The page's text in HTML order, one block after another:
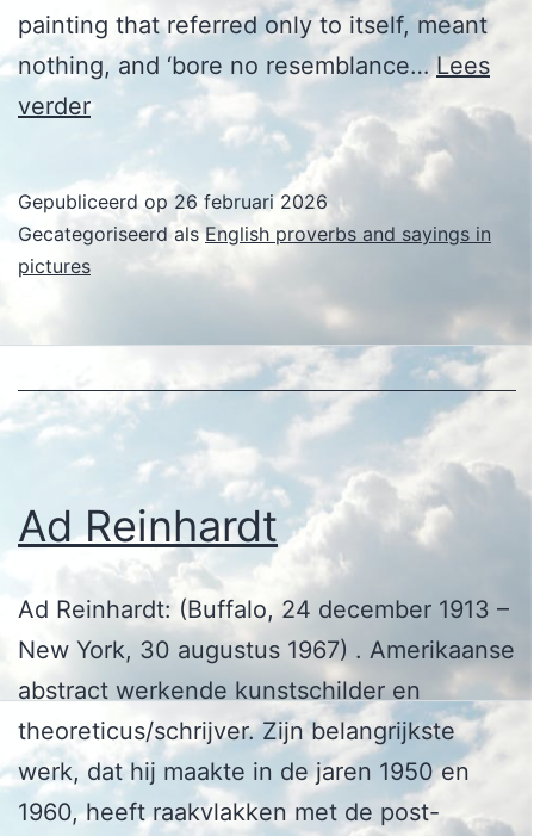
painting that referred only to itself, meant
nothing, and ‘bore no resemblance…Lees
verderAd
Reinhardt
Gepubliceerd op26 februari 2026
Gecategoriseerd alsEnglish proverbs and sayings in
pictures
Ad Reinhardt
Ad Reinhardt: (Buffalo, 24 december 1913 –
New York, 30 augustus 1967) . Amerikaanse
abstract werkende kunstschilder en
theoreticus/schrijver. Zijn belangrijkste
werk, dat hij maakte in de jaren 1950 en
1960, heeft raakvlakken met de post-